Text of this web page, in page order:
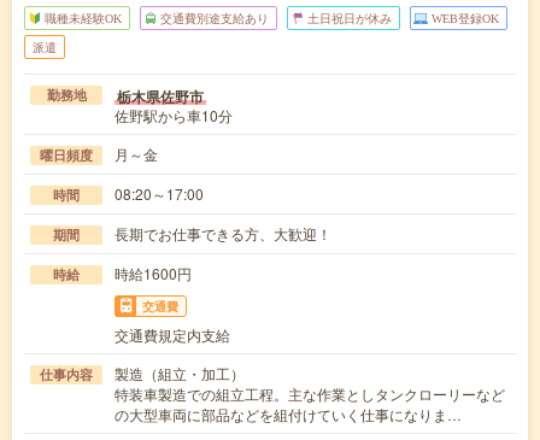
職種未経験OK 交通費別途支給あり 土日祝日が休み WEB登録OK
派遣
勤務地 栃木県佐野市
佐野駅から車10分
曜日頻度 月～金
時間 08:20～17:00
期間 長期でお仕事できる方、大歓迎！
時給 時給1600円
交通費
交通費規定内支給
仕事内容
製造（組立・加工）
特装車製造での組立工程。主な作業としタンクローリーなど
の大型車両に部品などを組付けていく仕事になりま…